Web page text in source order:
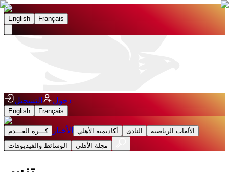
English Français
دخول التسجيل
English Français
كـــرة القـــدم الأخبار أكاديمية الأهلي النادى
الألعاب الرياضية
الوسائط والفيديوهات
مجلة الأهلى